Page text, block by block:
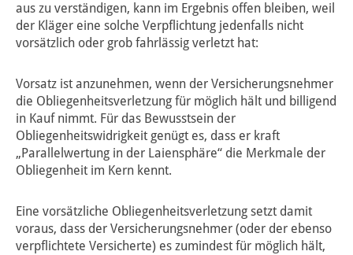
aus zu verständigen, kann im Ergebnis offen bleiben, weil
der Kläger eine solche Verpflichtung jedenfalls nicht
vorsätzlich oder grob fahrlässig verletzt hat:
Vorsatz ist anzunehmen, wenn der Versicherungsnehmer
die Obliegenheitsverletzung für möglich hält und billigend
in Kauf nimmt. Für das Bewusstsein der
Obliegenheitswidrigkeit genügt es, dass er kraft
„Parallelwertung in der Laiensphäre“ die Merkmale der
Obliegenheit im Kern kennt.
Eine vorsätzliche Obliegenheitsverletzung setzt damit
voraus, dass der Versicherungsnehmer (oder der ebenso
verpflichtete Versicherte) es zumindest für möglich hält,